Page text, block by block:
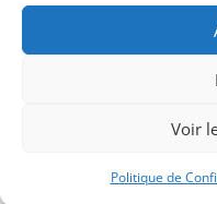
Voir
Politique de